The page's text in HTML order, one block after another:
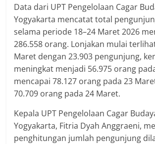
Data dari UPT Pengelolaan Cagar
Yogyakarta mencatat total
selama periode 18–24 Maret 2026
286.558 orang. Lonjakan mulai
Maret dengan 23.903 pengunjung,
meningkat menjadi 56.975 orang
mencapai 78.127 orang pada 23
70.709 orang pada 24 Maret.
Kepala UPT Pengelolaan Cagar
Yogyakarta, Fitria Dyah Anggraeni,
penghitungan jumlah pengunjung